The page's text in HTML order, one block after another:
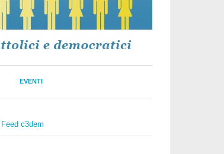
EVENTI
Feed c3dem